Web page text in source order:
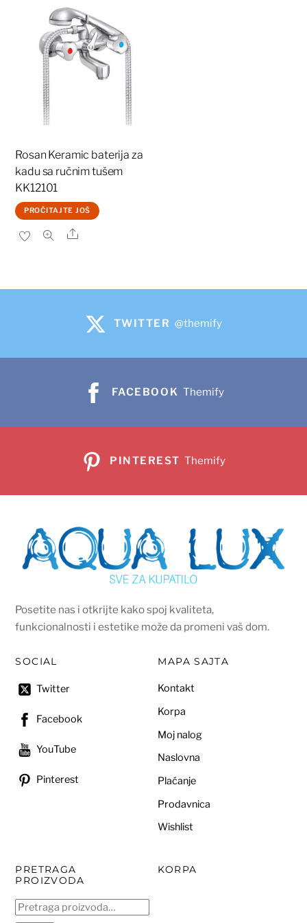
Rosan Keramic baterija za
kadu sa ručnim tušem
KK12101
PROČITAJTE JOŠ
Share
TWITTER @themify
FACEBOOK Themify
PINTEREST Themify
Posetite nas i otkrijte kako spoj kvaliteta,
funkcionalnosti i estetike može da promeni vaš dom.
SOCIAL
Twitter
Facebook
YouTube
Pinterest
MAPA SAJTA
Kontakt
Korpa
Moj nalog
Naslovna
Plaćanje
Prodavnica
Wishlist
PRETRAGA
PROIZVODA
Pretraga
KORPA